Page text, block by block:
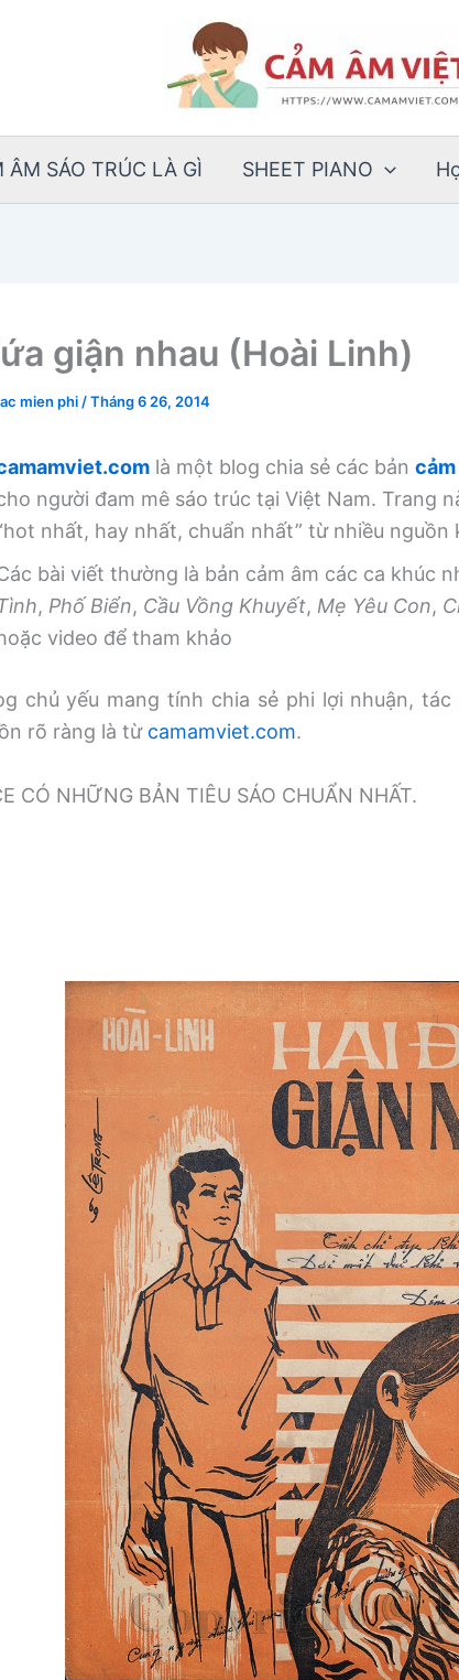
ÂM SÁO TRÚC LÀ GÌ SHEET PIANO
giận nhau (Hoài Linh)
mien phi /Tháng 6 26, 2014
là một blog chia sẻ các bản
người đam mê sáo trúc tại Việt Nam. Trang
nhất, hay nhất, chuẩn nhất” từ nhiều nguồn
bài viết thường là bản cảm âm các ca khúc
, Phố Biển, Cầu Vồng Khuyết, Mẹ Yêu Con,
video để tham khảo
chủ yếu mang tính chia sẻ phi lợi nhuận,
rõ ràng là từ camamviet.com.
CÓ NHỮNG BẢN TIÊU SÁO CHUẨN NHẤT.